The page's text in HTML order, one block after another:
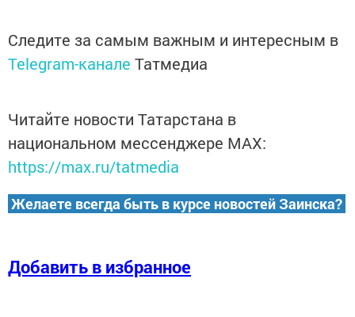
Следите за самым важным и интересным в
Telegram-канале Татмедиа
Читайте новости Татарстана в
национальном мессенджере MАХ:
https://max.ru/tatmedia
Желаете всегда быть в курсе новостей Заинска?
Добавить в избранное